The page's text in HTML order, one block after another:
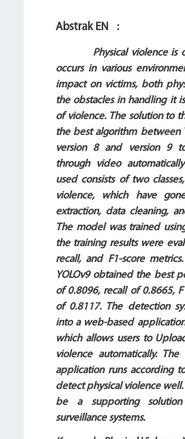
Abstrak EN :
Physical violence is
occurs in various
impact on victims, both
the obstacles in handling it
of violence. The solution to
the best algorithm between
version 8 and version 9
through video
used consists of two
violence, which have
extraction, data cleaning,
The model was trained
the training results were
recall, and F1-score
YOLOv9 obtained the best
of 0.8096, recall of 0.8665,
of 0.8117. The detection
into a web-based
which allows users to
violence automatically.
application runs according
detect physical violence
be a supporting
surveillance systems.